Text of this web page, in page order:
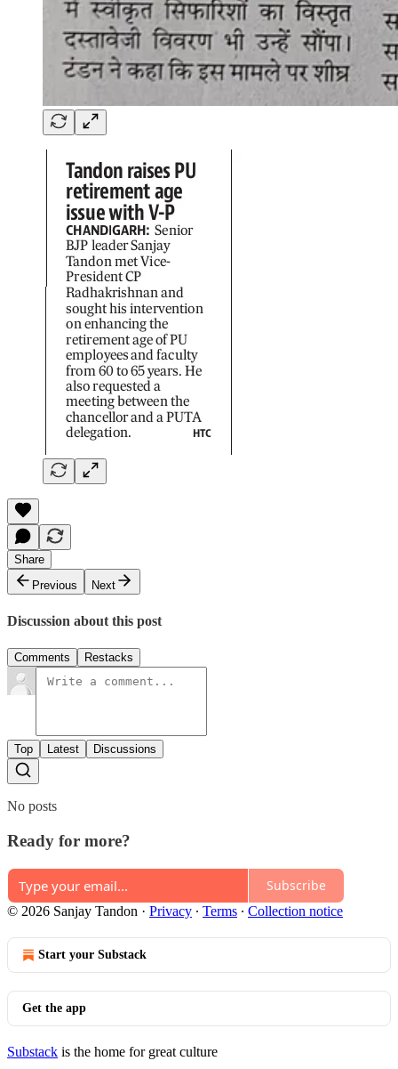
Share
Previous
Next
Discussion about this post
Comments Restacks
Top Latest Discussions
No posts
Ready for more?
Subscribe
© 2026 Sanjay Tandon · Privacy ∙ Terms ∙ Collection notice
Start your Substack
Get the app
Substack is the home for great culture